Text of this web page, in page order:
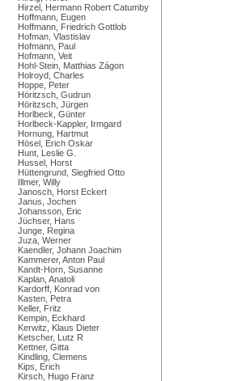
Hirzel, Hermann Robert Catumby
Hoffmann, Eugen
Hoffmann, Friedrich Gottlob
Hofman, Vlastislav
Hofmann, Paul
Hofmann, Veit
Hohl-Stein, Matthias Zágon
Holroyd, Charles
Hoppe, Peter
Höritzsch, Gudrun
Höritzsch, Jürgen
Horlbeck, Günter
Horlbeck-Kappler, Irmgard
Hornung, Hartmut
Hösel, Erich Oskar
Hunt, Leslie G.
Hussel, Horst
Hüttengrund, Siegfried Otto
Illmer, Willy
Janosch, Horst Eckert
Janus, Jochen
Johansson, Eric
Jüchser, Hans
Junge, Regina
Juza, Werner
Kaendler, Johann Joachim
Kammerer, Anton Paul
Kandt-Horn, Susanne
Kaplan, Anatoli
Kardorff, Konrad von
Kasten, Petra
Keller, Fritz
Kempin, Eckhard
Kerwitz, Klaus Dieter
Ketscher, Lutz R
Kettner, Gitta
Kindling, Clemens
Kips, Erich
Kirsch, Hugo Franz